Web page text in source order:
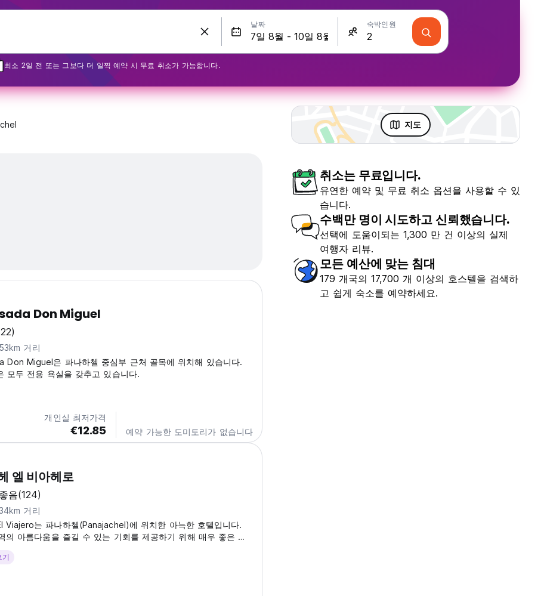
날짜 숙박인원
최소 2일 전 또는 그보다 더 일찍 예약 시 무료 취소가 가능합니다.
지도
Don Miguel
거리
Don Miguel은 파나하첼 중심부 근처 골목에 위치해 있습니다.
모두 전용 욕실을 갖추고 있습니다.
개인실 최저가격
€12.85 예약 가능한 도미토리가 없습니다
엘 비아헤로
음(124)
거리
Viajero는 파나하첼(Panajachel)에 위치한 아늑한 호텔입니다.
의 아름다움을 즐길 수 있는 기회를 제공하기 위해 매우 좋은 위
. 이 숙소는 싱글, 더블, 트리플룸을 제공합니다. 귀하의 편의를 위
시설을 잘 갖추고 있습니다.
기
취소는 무료입니다.
유연한 예약 및 무료 취소 옵션을 사용할 수 있
습니다.
수백만 명이 시도하고 신뢰했습니다.
선택에 도움이되는 1,300 만 건 이상의 실제
여행자 리뷰.
모든 예산에 맞는 침대
179 개국의 17,700 개 이상의 호스텔을 검색하
고 쉽게 숙소를 예약하세요.